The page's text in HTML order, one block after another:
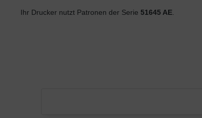
Ihr Drucker nutzt Patronen der Serie 51645 AE